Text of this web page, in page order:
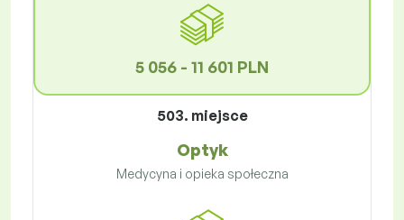
5 056 - 11 601 PLN
503. miejsce
Optyk
Medycyna i opieka społeczna